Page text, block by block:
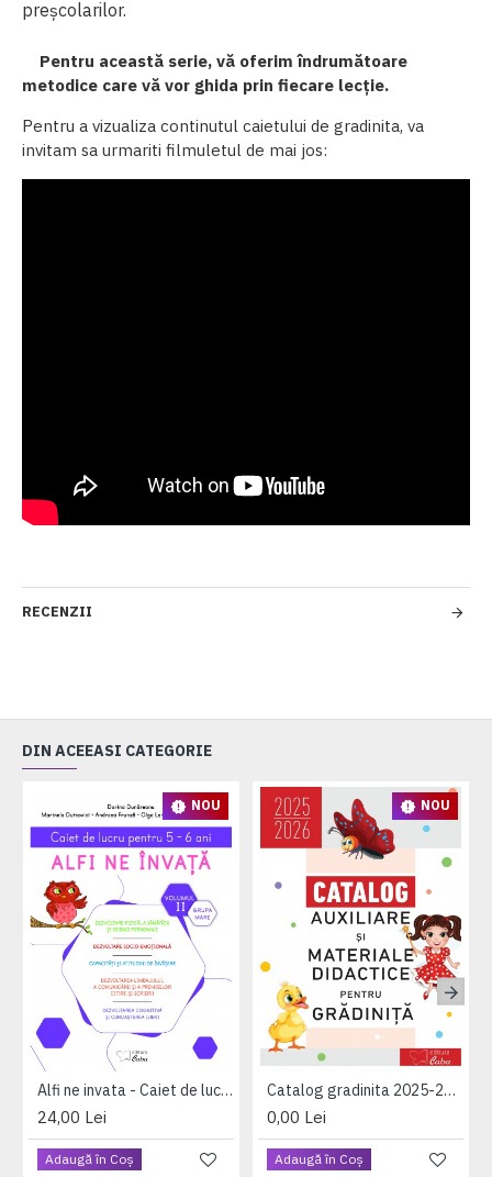
preșcolarilor.
Pentru această serie, vă oferim îndrumătoare
metodice care vă vor ghida prin fiecare lecție.
Pentru a vizualiza continutul caietului de gradinita, va
invitam sa urmariti filmuletul de mai jos:
RECENZII
DIN ACEEASI CATEGORIE
NOU
Alfi ne invata - Caiet de lucru pentru 5-6 ani, volumul II (saptamanile 18 - 33)
24,00 Lei
Adaugă în Coş
NOU
Catalog gradinita 2025-2026
0,00 Lei
Adaugă în Coş